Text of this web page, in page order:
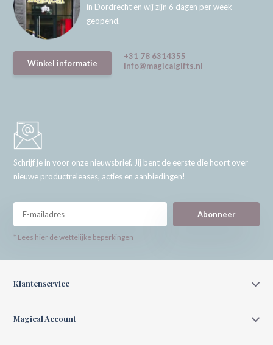
in Dordrecht en wij zijn 6 dagen per week
geopend.
Winkel informatie
+31 78 6314355
info@magicalgifts.nl
Schrijf je in voor onze nieuwsbrief. Jij bent de eerste die hoort over
nieuwe productreleases, acties en aanbiedingen!
Abonneer
* Lees hier de wettelijke beperkingen
Klantenservice
Magical Account